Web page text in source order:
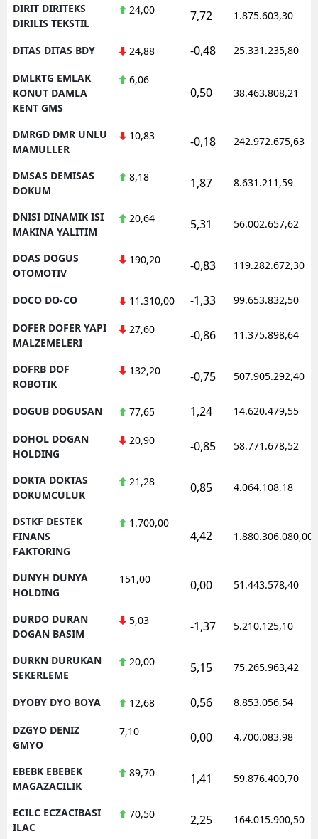
DIRIT DIRITEKS
DIRILIS TEKSTIL
24,00 7,72 1.875.603,30
DITAS DITAS BDY 24,88 -0,48 25.331.235,80
DMLKTG EMLAK
KONUT DAMLA
KENT GMS
6,06
0,50 38.463.808,21
DMRGD DMR UNLU
MAMULLER
10,83 -0,18 242.972.675,63
DMSAS DEMISAS
DOKUM
8,18 1,87 8.631.211,59
DNISI DINAMIK ISI
MAKINA YALITIM
20,64 5,31 56.002.657,62
DOAS DOGUS
OTOMOTIV
190,20 -0,83 119.282.672,30
DOCO DO-CO 11.310,00 -1,33 99.653.832,50
DOFER DOFER YAPI
MALZEMELERI
27,60 -0,86 11.375.898,64
DOFRB DOF
ROBOTIK
132,20 -0,75 507.905.292,40
DOGUB DOGUSAN 77,65 1,24 14.620.479,55
DOHOL DOGAN
HOLDING
20,90 -0,85 58.771.678,52
DOKTA DOKTAS
DOKUMCULUK
21,28 0,85 4.064.108,18
DSTKF DESTEK
FINANS
FAKTORING
1.700,00
4,42 1.880.306.080,00
DUNYH DUNYA
HOLDING
151,00 0,00 51.443.578,40
DURDO DURAN
DOGAN BASIM
5,03 -1,37 5.210.125,10
DURKN DURUKAN
SEKERLEME
20,00 5,15 75.265.963,42
DYOBY DYO BOYA 12,68 0,56 8.853.056,54
DZGYO DENIZ
GMYO
7,10 0,00 4.700.083,98
EBEBK EBEBEK
MAGAZACILIK
89,70 1,41 59.876.400,70
ECILC ECZACIBASI
ILAC
70,50 2,25 164.015.900,50